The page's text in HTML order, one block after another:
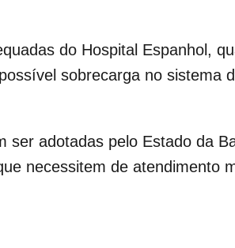
do Hospital Espanhol,
sobrecarga no sistema
ser adotadas pelo Estado da
necessitem de atendimento